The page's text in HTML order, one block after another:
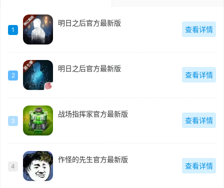
1
明日之后官方最新版
查看详情
2
明日之后官方最新版
查看详情
3
战场指挥家官方最新版
查看详情
4
作怪的先生官方最新版
查看详情